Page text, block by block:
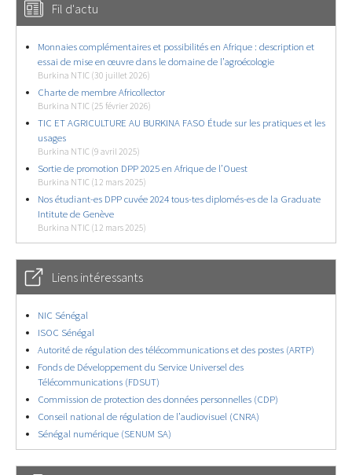
Fil d'actu
Monnaies complémentaires et possibilités en Afrique : description et
essai de mise en œuvre dans le domaine de l’agroécologie
Burkina NTIC (30 juillet 2026)
Charte de membre Africollector
Burkina NTIC (25 février 2026)
TIC ET AGRICULTURE AU BURKINA FASO Étude sur les pratiques et les
usages
Burkina NTIC (9 avril 2025)
Sortie de promotion DPP 2025 en Afrique de l’Ouest
Burkina NTIC (12 mars 2025)
Nos étudiant-es DPP cuvée 2024 tous-tes diplomés-es de la Graduate
Intitute de Genève
Burkina NTIC (12 mars 2025)
Liens intéressants
NIC Sénégal
ISOC Sénégal
Autorité de régulation des télécommunications et des postes (ARTP)
Fonds de Développement du Service Universel des
Télécommunications (FDSUT)
Commission de protection des données personnelles (CDP)
Conseil national de régulation de l’audiovisuel (CNRA)
Sénégal numérique (SENUM SA)